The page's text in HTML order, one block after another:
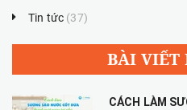
Tin tức (37)
BÀI VIẾT
CÁCH LÀM